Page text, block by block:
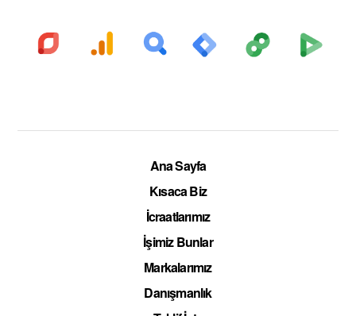
Ana Sayfa
Kısaca Biz
İcraatlarımız
İşimiz Bunlar
Markalarımız
Danışmanlık